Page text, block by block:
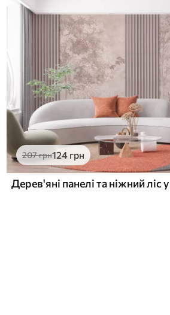
207грн124 грн